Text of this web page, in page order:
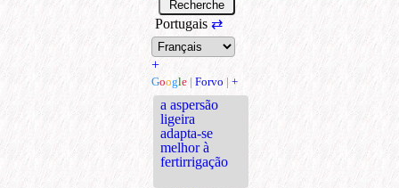
Portugais ⇄
+
Google | Forvo | +
a aspersão
ligeira
adapta-se
melhor à
fertirrigação